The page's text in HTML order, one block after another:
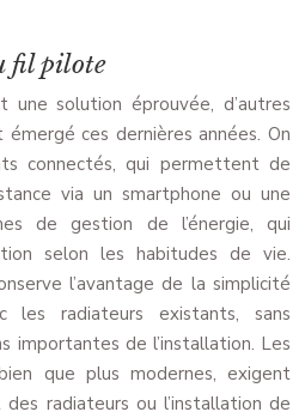
fil pilote
solution éprouvée, d’autres
ces dernières années. On
connectés, qui permettent de
via un smartphone ou une
de gestion de l’énergie, qui
selon les habitudes de vie.
l’avantage de la simplicité
les radiateurs existants, sans
importantes de l’installation. Les
que plus modernes, exigent
radiateurs ou l’installation de